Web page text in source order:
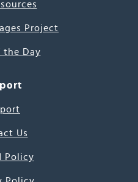
Project
the Day
Us
Policy